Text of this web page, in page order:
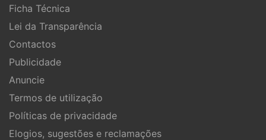
Ficha Técnica
Lei da Transparência
Contactos
Publicidade
Anuncie
Termos de utilização
Políticas de privacidade
Elogios, sugestões e reclamações